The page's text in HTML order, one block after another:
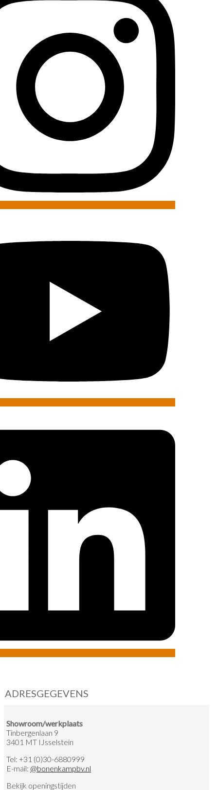
ADRESGEGEVENS
Showroom/werkplaats
Tinbergenlaan 9
3401 MT IJsselstein
Tel: +31 (0)30-6880999
E-mail: @bonenkampbv.nl
Bekijk openingstijden